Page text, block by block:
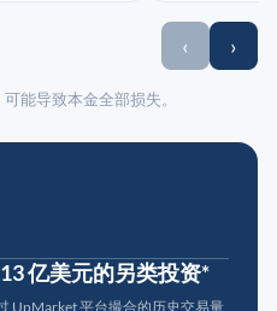
‹ ›
能导致本金全部损失。
亿美元的另类投资*
UpMarket 平台撮合的历史交易量